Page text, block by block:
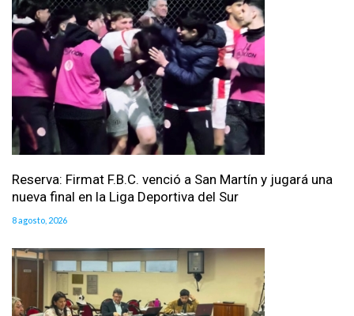
Reserva: Firmat F.B.C. venció a San Martín y jugará una
nueva final en la Liga Deportiva del Sur
8 agosto, 2026